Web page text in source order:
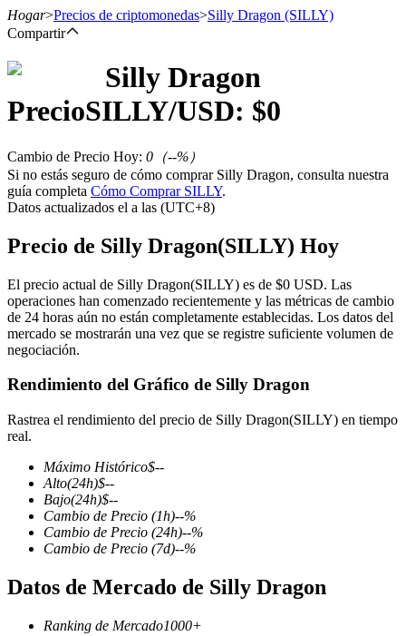
Futuros que utilizan USDT como garantía
Futuros COIN-M
Futuros de criptomonedas
TradFi
primas
Hogar>Precios de criptomonedas>Silly Dragon (SILLY)
Compartir
Silly Dragon
PrecioSILLY/USD: $0
Cambio de Precio Hoy: 0 （--%）
Si no estás seguro de cómo comprar Silly Dragon, consulta nuestra
guía completa Cómo Comprar SILLY.
Datos actualizados el a las (UTC+8)
Precio de Silly Dragon(SILLY) Hoy
El precio actual de Silly Dragon(SILLY) es de $0 USD. Las
operaciones han comenzado recientemente y las métricas de cambio
de 24 horas aún no están completamente establecidas. Los datos del
mercado se mostrarán una vez que se registre suficiente volumen de
negociación.
Rendimiento del Gráfico de Silly Dragon
Rastrea el rendimiento del precio de Silly Dragon(SILLY) en tiempo
real.
Máximo Histórico$--
Alto(24h)$--
Bajo(24h)$--
Cambio de Precio (1h)--%
Cambio de Precio (24h)--%
Cambio de Precio (7d)--%
Datos de Mercado de Silly Dragon
Ranking de Mercado1000+